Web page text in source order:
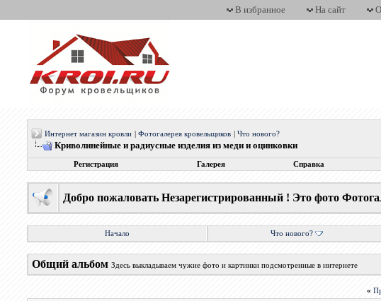
В избранное На сайт
Интернет магазин кровли |Фотогалерея кровельщиков |Что нового?
Криволинейные и радиусные изделия из меди и оцинковки
Регистрация Галерея Справка
Добро пожаловать Незарегистрированный ! Это фото
Начало Что нового?
Общий альбом Здесь выкладываем чужие фото и картинки подсмотренные в интернете
«